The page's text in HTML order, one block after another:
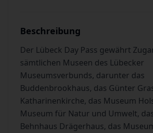
Beschreibung
Der Lübeck Day Pass gewährt
sämtlichen Museen des Lübecker
Museumsverbunds, darunter das
Buddenbrookhaus, das Günter
Katharinenkirche, das Museum
Museum für Natur und Umwelt,
Behnhaus Drägerhaus, das